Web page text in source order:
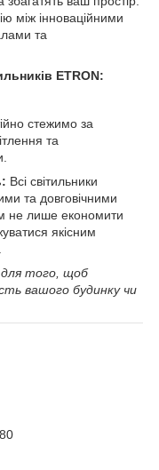
між інноваційними
та
ETRON:
стежимо за
та
Всі світильники
та довговічними
не лише економити
якісним
для того, щоб
вашого будинку чи